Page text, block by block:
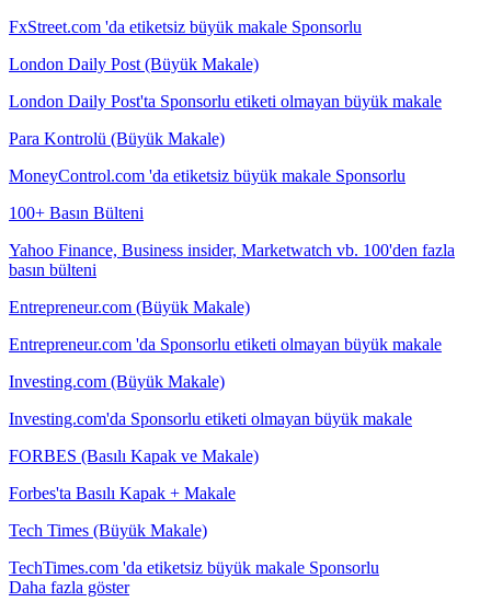
FxStreet.com 'da etiketsiz büyük makale Sponsorlu
London Daily Post (Büyük Makale)
London Daily Post'ta Sponsorlu etiketi olmayan büyük makale
Para Kontrolü (Büyük Makale)
MoneyControl.com 'da etiketsiz büyük makale Sponsorlu
100+ Basın Bülteni
Yahoo Finance, Business insider, Marketwatch vb. 100'den fazla
basın bülteni
Entrepreneur.com (Büyük Makale)
Entrepreneur.com 'da Sponsorlu etiketi olmayan büyük makale
Investing.com (Büyük Makale)
Investing.com'da Sponsorlu etiketi olmayan büyük makale
FORBES (Basılı Kapak ve Makale)
Forbes'ta Basılı Kapak + Makale
Tech Times (Büyük Makale)
TechTimes.com 'da etiketsiz büyük makale Sponsorlu
Daha fazla göster